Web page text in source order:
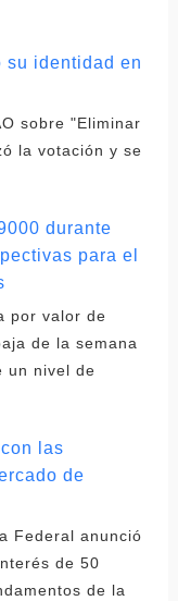
su identidad en
sobre "Eliminar
la votación y se
durante
para el
por valor de
de la semana
un nivel de
las
de
Federal anunció
de 50
de la